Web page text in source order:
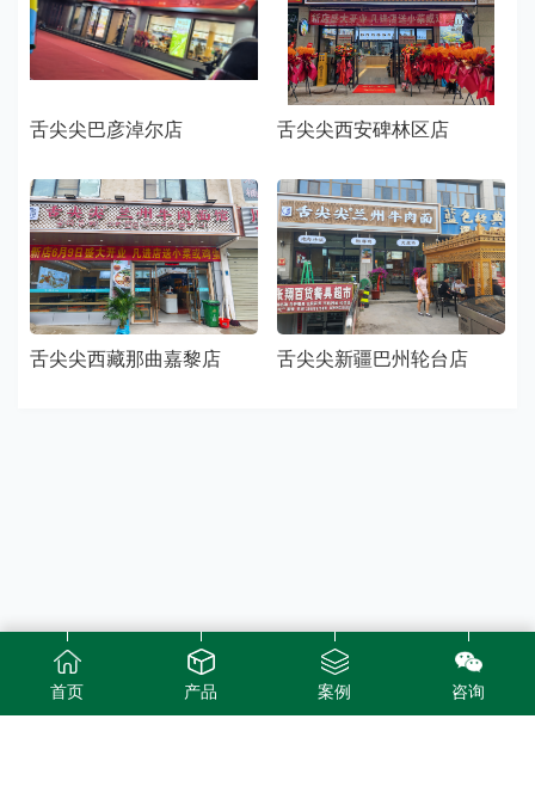
舌尖尖巴彦淖尔店 舌尖尖西安碑林区店
舌尖尖西藏那曲嘉黎店 舌尖尖新疆巴州轮台店
首页 产品 案例 咨询